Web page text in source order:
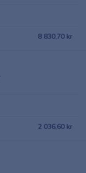
8 830,70 kr
2 036,60 kr